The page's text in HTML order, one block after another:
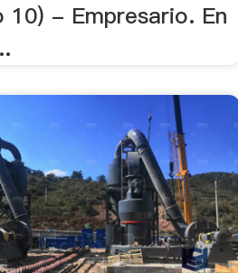
10) - Empresario. En